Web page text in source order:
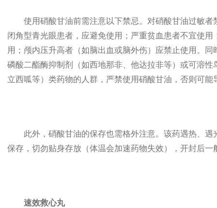
使用硝酸甘油前需注意以下禁忌。对硝酸甘油过敏者
闭角型青光眼患者，应避免使用；严重贫血患者不宜使
用；颅内压升高者（如脑出血或脑外伤）应禁止使用。
磷酸二酯酶抑制剂（如西地那非、他达拉非等）或可溶
立西呱等）类药物的人群，严禁使用硝酸甘油，否则可能
此外，硝酸甘油的保存也需格外注意。该药遇热、遇
保存，切勿贴身存放（体温会加速药物失效），开封后一
速效救心丸